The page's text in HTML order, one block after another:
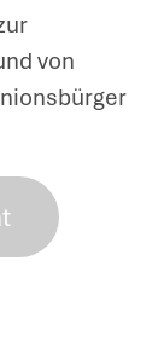
von